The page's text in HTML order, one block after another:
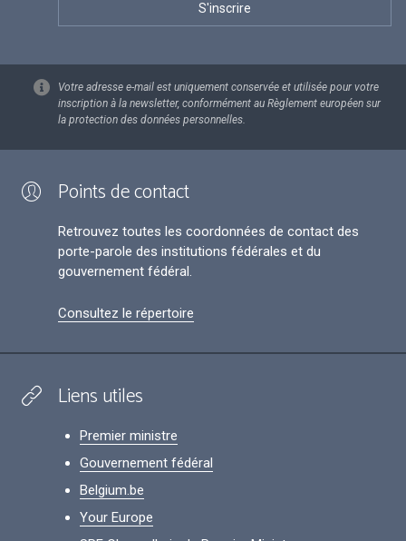
Votre adresse e-mail est uniquement conservée et utilisée pour votre
inscription à la newsletter, conformément au Règlement européen sur
la protection des données personnelles.
Points de contact
Retrouvez toutes les coordonnées de contact des
porte-parole des institutions fédérales et du
gouvernement fédéral.
Consultez le répertoire
Liens utiles
Premier ministre
Gouvernement fédéral
Belgium.be
Your Europe